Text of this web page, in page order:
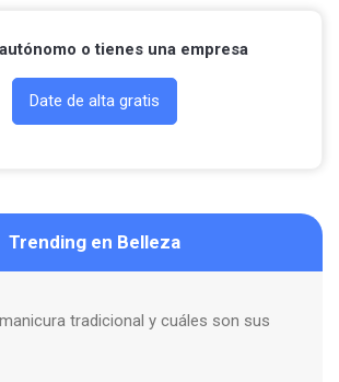
o tienes una empresa
Date de alta gratis
Trending en Belleza
tradicional y cuáles son sus